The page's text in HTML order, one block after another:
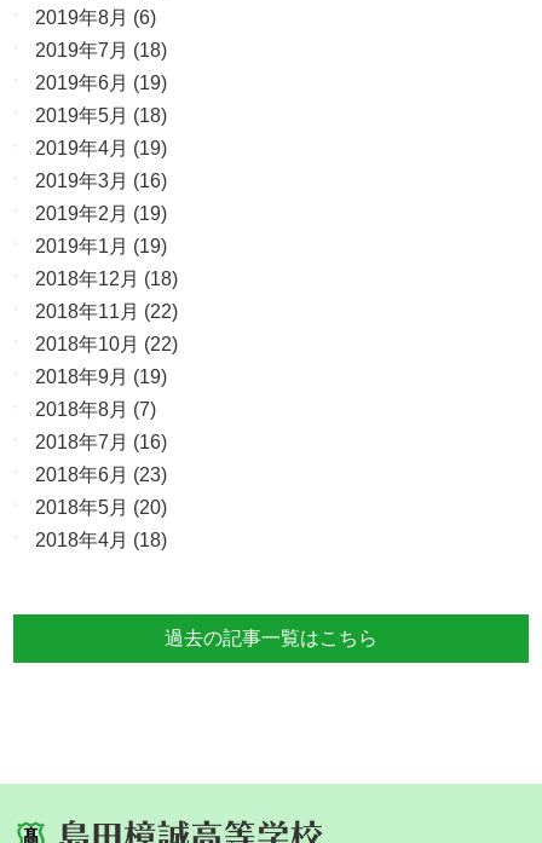
2019年8月 (6)
2019年7月 (18)
2019年6月 (19)
2019年5月 (18)
2019年4月 (19)
2019年3月 (16)
2019年2月 (19)
2019年1月 (19)
2018年12月 (18)
2018年11月 (22)
2018年10月 (22)
2018年9月 (19)
2018年8月 (7)
2018年7月 (16)
2018年6月 (23)
2018年5月 (20)
2018年4月 (18)
過去の記事一覧はこちら